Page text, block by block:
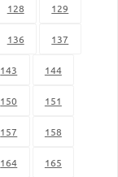
128 129
136 137
143 144
150 151
157 158
164 165